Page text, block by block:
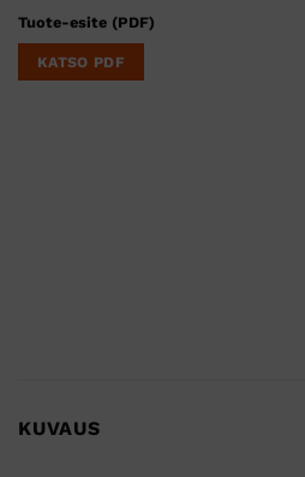
Tuote-esite (PDF)
KATSO PDF
KUVAUS